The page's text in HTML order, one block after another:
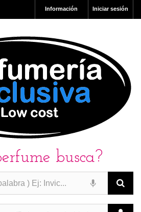
Iniciar sesión
Información
busca?